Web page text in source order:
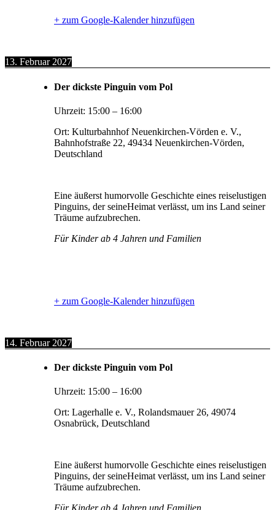
+ zum Google-Kalender hinzufügen
13. Februar 2027
Der dickste Pinguin vom Pol
Uhrzeit: 15:00 – 16:00
Ort: Kulturbahnhof Neuenkirchen-Vörden e. V.,
Bahnhofstraße 22, 49434 Neuenkirchen-Vörden,
Deutschland
Eine äußerst humorvolle Geschichte eines reiselustigen
Pinguins, der seineHeimat verlässt, um ins Land seiner
Träume aufzubrechen.
Für Kinder ab 4 Jahren und Familien
+ zum Google-Kalender hinzufügen
14. Februar 2027
Der dickste Pinguin vom Pol
Uhrzeit: 15:00 – 16:00
Ort: Lagerhalle e. V., Rolandsmauer 26, 49074
Osnabrück, Deutschland
Eine äußerst humorvolle Geschichte eines reiselustigen
Pinguins, der seineHeimat verlässt, um ins Land seiner
Träume aufzubrechen.